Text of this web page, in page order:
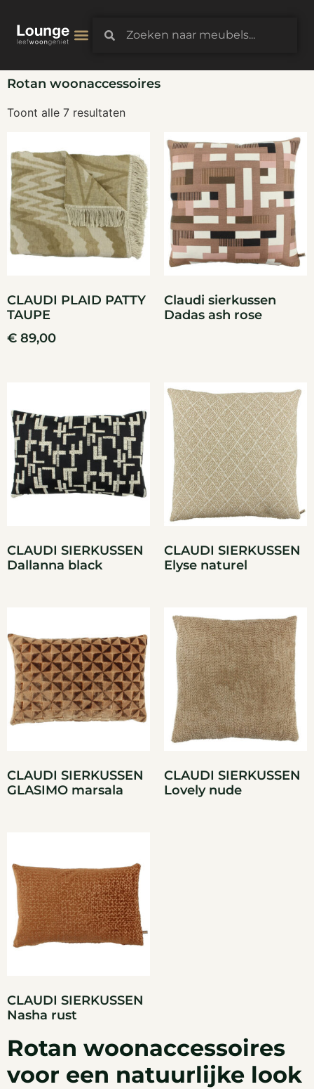
Rotan woonaccessoires
Toont alle 7 resultaten
CLAUDI PLAID PATTY
TAUPE
€ 89,00
Claudi sierkussen
Dadas ash rose
CLAUDI SIERKUSSEN
Dallanna black
CLAUDI SIERKUSSEN
Elyse naturel
CLAUDI SIERKUSSEN
GLASIMO marsala
CLAUDI SIERKUSSEN
Lovely nude
CLAUDI SIERKUSSEN
Nasha rust
Rotan woonaccessoires
voor een natuurlijke look